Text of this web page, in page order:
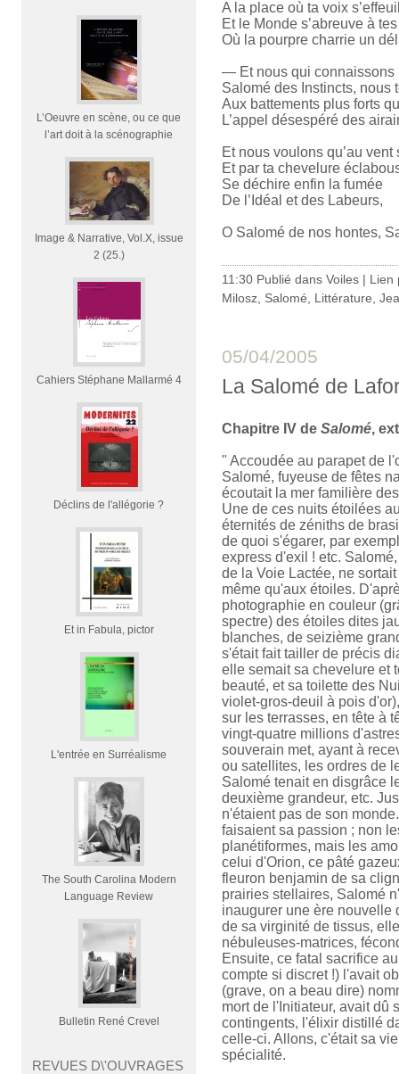
L’Oeuvre en scène, ou ce que
l’art doit à la scénographie
Image & Narrative, Vol.X, issue
2 (25.)
Cahiers Stéphane Mallarmé 4
Déclins de l'allégorie ?
Et in Fabula, pictor
L'entrée en Surréalisme
The South Carolina Modern
Language Review
Bulletin René Crevel
REVUES D\'OUVRAGES
A la place où ta voix
Et le Monde s’abreuve à
Où la pourpre charrie un
— Et nous qui connaissons
Salomé des Instincts, nous
Aux battements plus forts
L’appel désespéré des
Et nous voulons qu’au
Et par ta chevelure
Se déchire enfin la fumée
De l’Idéal et des Labeurs,
O Salomé de nos hontes,
11:30 Publié dans Voiles | Lien
Milosz Salomé Littérature
05/04/2005
La Salomé de
Chapitre IV de Salomé,
" Accoudée au parapet de
Salomé, fuyeuse de fêtes
écoutait la mer familière
Une de ces nuits étoilées
éternités de zéniths de
de quoi s'égarer, par
express d'exil ! etc.
de la Voie Lactée, ne
même qu'aux étoiles.
photographie en couleur
spectre) des étoiles dites
blanches, de seizième
s'était fait tailler de précis
elle semait sa chevelure et
beauté, et sa toilette des
violet-gros-deuil à pois
sur les terrasses, en tête à
vingt-quatre millions
souverain met, ayant à
ou satellites, les ordres de
Salomé tenait en disgrâce
deuxième grandeur, etc.
n'étaient pas de son
faisaient sa passion ; non
planétiformes, mais les
celui d'Orion, ce pâté
fleuron benjamin de sa
prairies stellaires, Salomé
inaugurer une ère nouvelle
de sa virginité de tissus,
nébuleuses-matrices,
Ensuite, ce fatal sacrifice
compte si discret !) l'avait
(grave, on a beau dire)
mort de l'Initiateur, avait dû
contingents, l'élixir distillé
celle-ci. Allons, c'était sa
spécialité.